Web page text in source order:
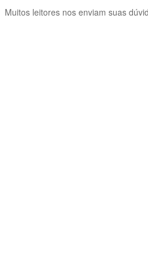
Muitos leitores nos enviam suas